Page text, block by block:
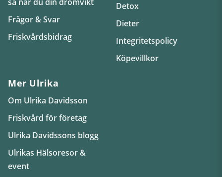
Frågor & Svar
Friskvårdsbidrag
Detox
Dieter
Integritetspolicy
Köpevillkor
Mer Ulrika
Om Ulrika Davidsson
Friskvård för företag
Ulrika Davidssons blogg
Ulrikas Hälsoresor &
event